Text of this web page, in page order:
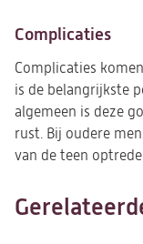
Complicaties
Complicaties
is de belangrijkste
algemeen is deze
rust. Bij oudere
van de teen